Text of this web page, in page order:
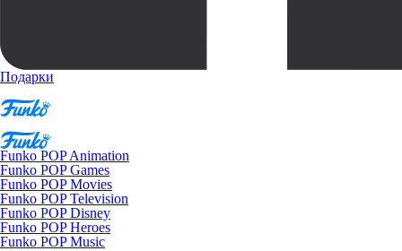
Подарки
Funko POP Animation
Funko POP Games
Funko POP Movies
Funko POP Television
Funko POP Disney
Funko POP Heroes
Funko POP Music